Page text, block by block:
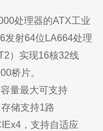
处理器的ATX工业
发射64位LA664处理
）实现16核32线
桥片。
量最大可支持
储支持1路
，支持自适应